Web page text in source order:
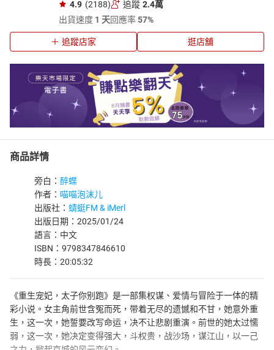
4.9 (2188) 追蹤 2.4萬
出貨速度 1 天回應率57%
追蹤店家 逛店舖
商品詳情
旁白： 醉蝶
作者： 喵喵泡沫儿
出版社： 蜻蜓FM & iMerl
出版日期：2025/01/24
語言：中文
ISBN：9798347846610
時長：20:05:32
《重生宠妃，太子你别跑》是一部集权谋、爱情与冒险于一体的精
彩小说。女主角前世含冤而死，带着无尽的遗憾和不甘，她意外重
生，这一次，她誓要改写命运，决不让悲剧重演。前世的她太过懦
弱，这一次，她决定变得强大，斗权贵，战沙场，谋江山，以一己